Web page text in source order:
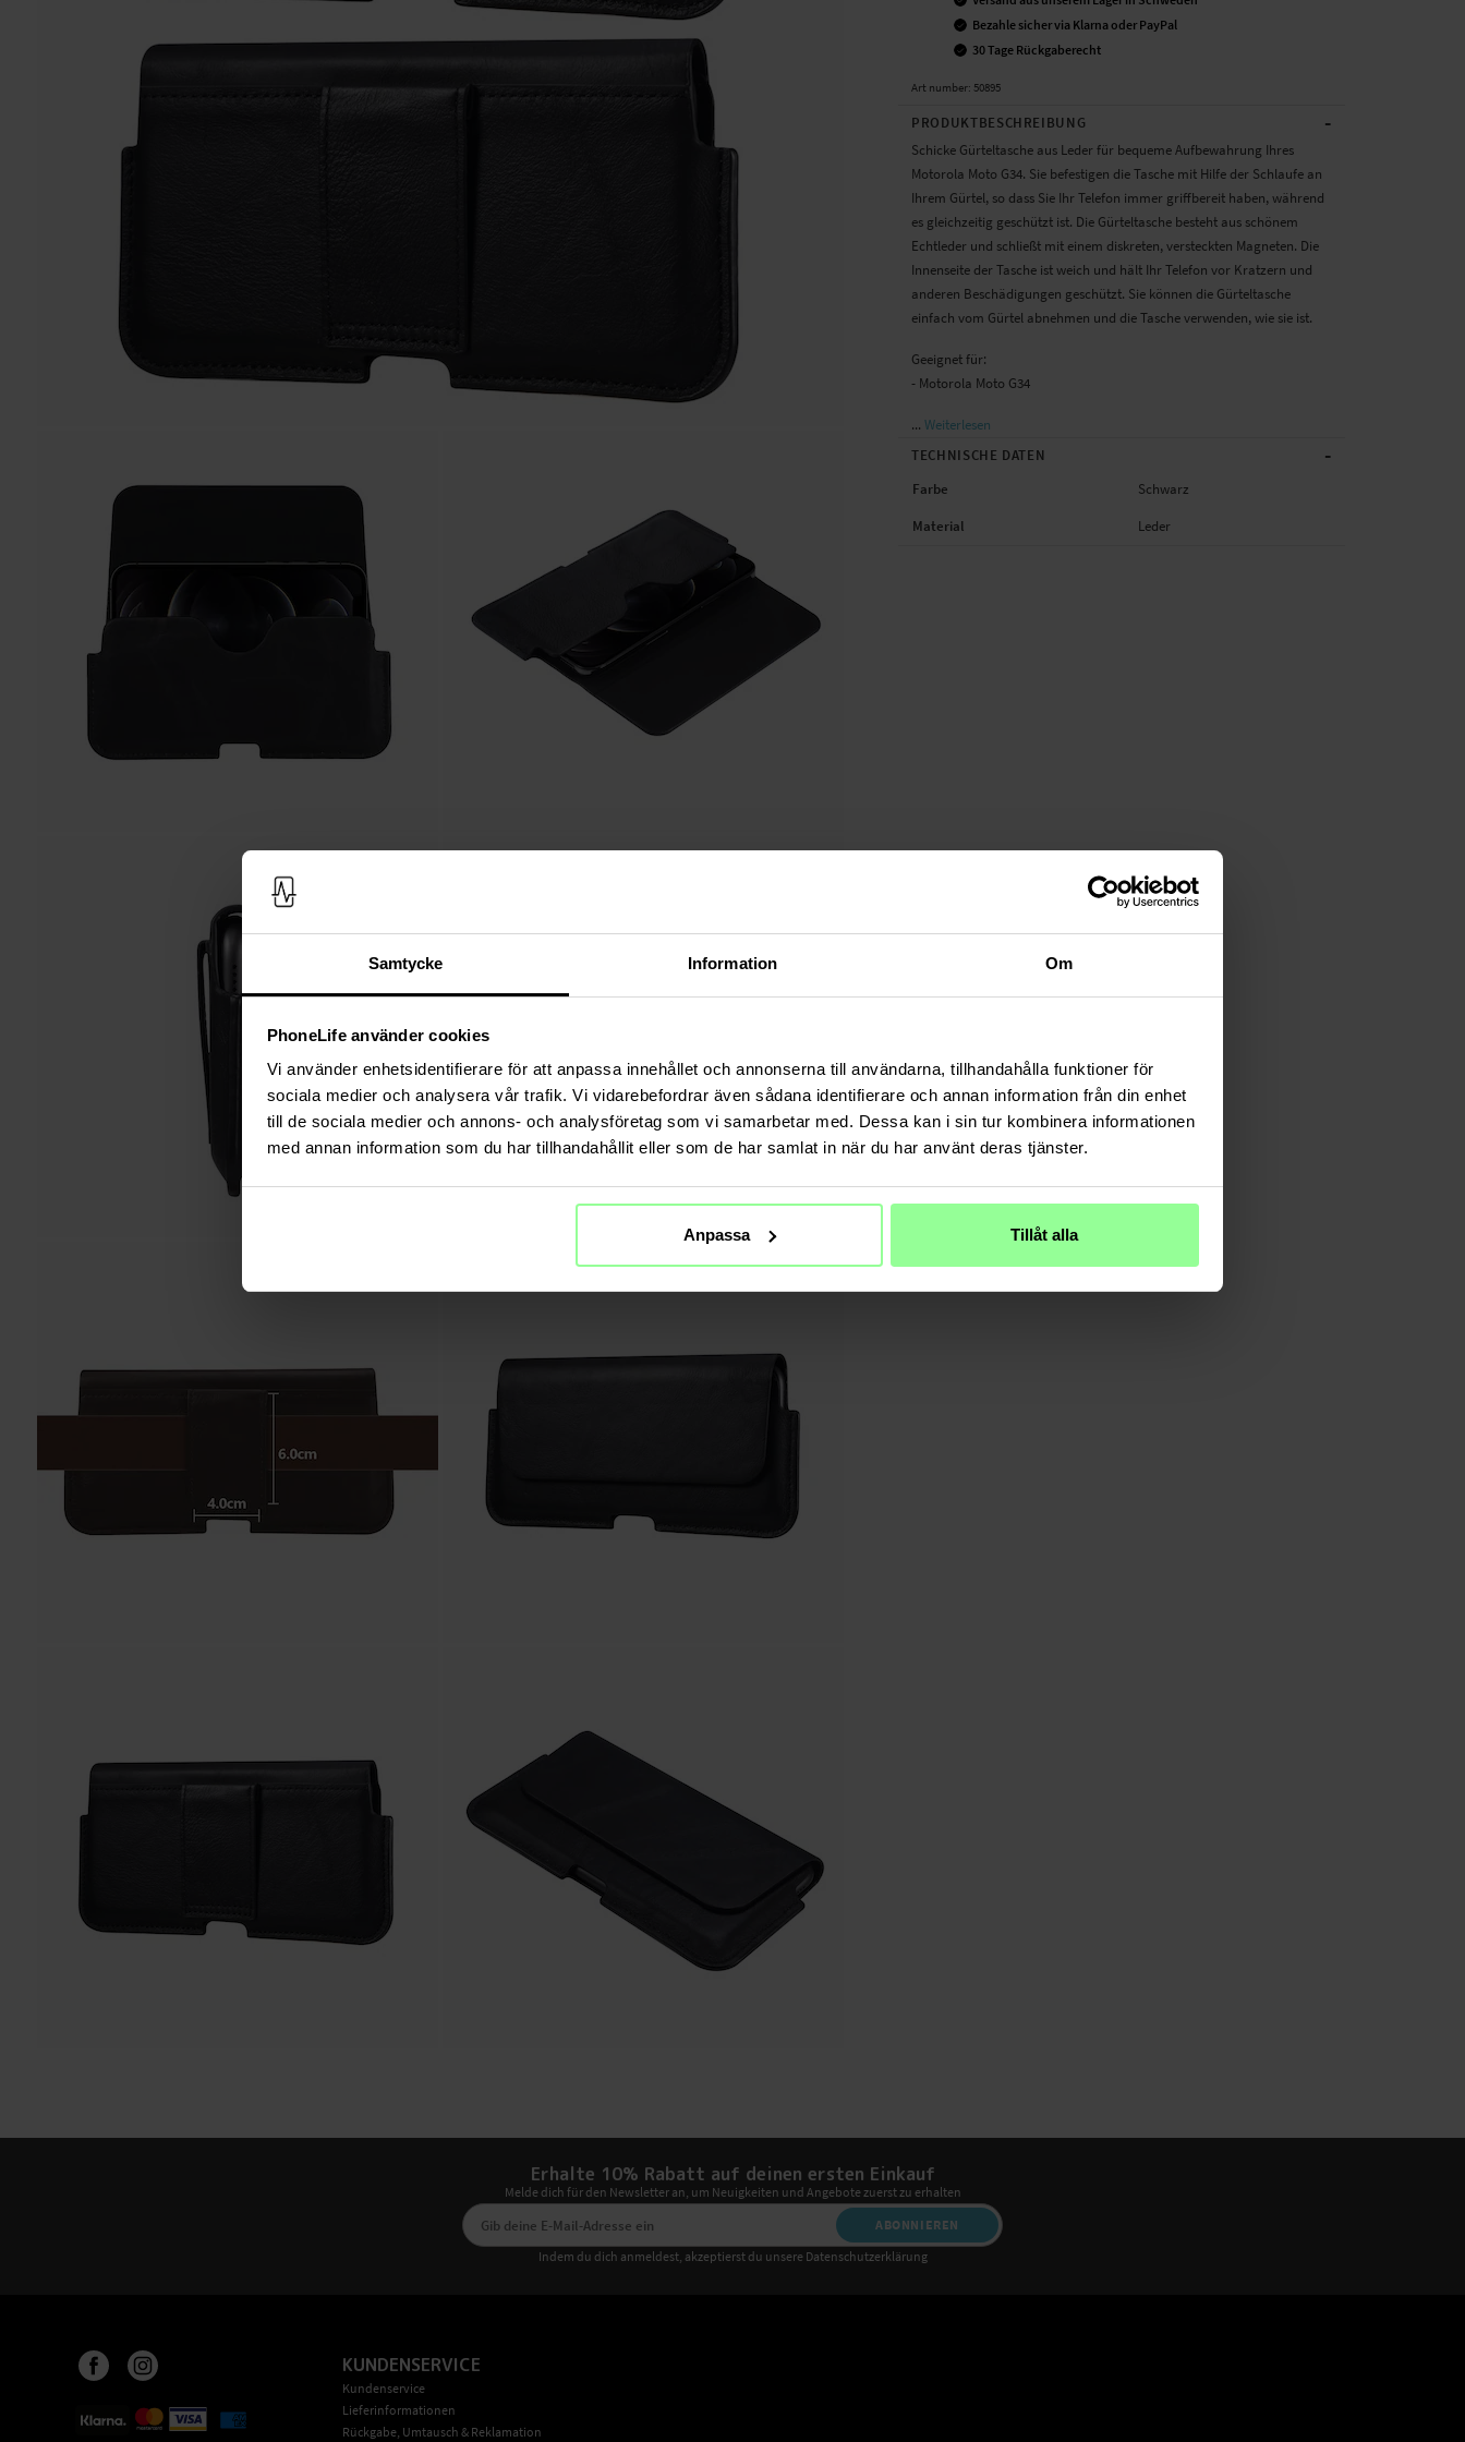
Samtycke Information Om
PhoneLife använder cookies
Vi använder enhetsidentifierare för att anpassa innehållet och annonserna till användarna, tillhandahålla funktioner för
sociala medier och analysera vår trafik. Vi vidarebefordrar även sådana identifierare och annan information från din enhet
till de sociala medier och annons- och analysföretag som vi samarbetar med. Dessa kan i sin tur kombinera informationen
med annan information som du har tillhandahållit eller som de har samlat in när du har använt deras tjänster.
Anpassa Tillåt alla
Bezahle sicher via Klarna oder PayPal
30 Tage Rückgaberecht
Art number: 50895
PRODUKTBESCHREIBUNG -
Schicke Gürteltasche aus Leder für bequeme Aufbewahrung Ihres
Motorola Moto G34. Sie befestigen die Tasche mit Hilfe der Schlaufe an
Ihrem Gürtel, so dass Sie Ihr Telefon immer griffbereit haben, während
es gleichzeitig geschützt ist. Die Gürteltasche besteht aus schönem
Echtleder und schließt mit einem diskreten, versteckten Magneten. Die
Innenseite der Tasche ist weich und hält Ihr Telefon vor Kratzern und
anderen Beschädigungen geschützt. Sie können die Gürteltasche
einfach vom Gürtel abnehmen und die Tasche verwenden, wie sie ist.
Geeignet für:
- Motorola Moto G34
... Weiterlesen
TECHNISCHE DATEN
-
Farbe
Schwarz
Material
Leder
Erhalte 10% Rabatt auf deinen ersten Einkauf
Melde dich für den Newsletter an, um Neuigkeiten und Angebote zuerst zu erhalten
ABONNIEREN
Indem du dich anmeldest, akzeptierst du unsere Datenschutzerklärung
KUNDENSERVICE
Kundenservice
Lieferinformationen
Rückgabe, Umtausch & Reklamation